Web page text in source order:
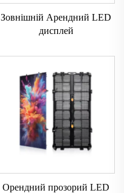
Зовнішній Арендний LED
дисплей
Орендний прозорий LED